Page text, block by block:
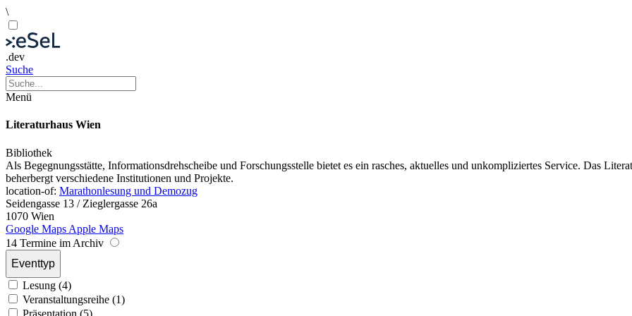
\
.dev
Suche
Menü
Literaturhaus Wien
Bibliothek
Als Begegnungsstätte, Informationsdrehscheibe und Forschungsstelle bietet es ein rasches, aktuelles und unkompliziertes Service. Das
beherbergt verschiedene Institutionen und Projekte.
location-of: Marathonlesung und Demozug
Seidengasse 13 / Zieglergasse 26a
1070 Wien
Google Maps Apple Maps
14 Termine im Archiv
Eventtyp
Lesung (4)
Veranstaltungsreihe (1)
Präsentation (5)